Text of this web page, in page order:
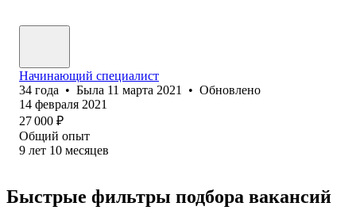
Начинающий специалист
34 года • Была 11 марта 2021 • Обновлено
14 февраля 2021
27 000 ₽
Общий опыт
9 лет 10 месяцев
Быстрые фильтры подбора вакансий